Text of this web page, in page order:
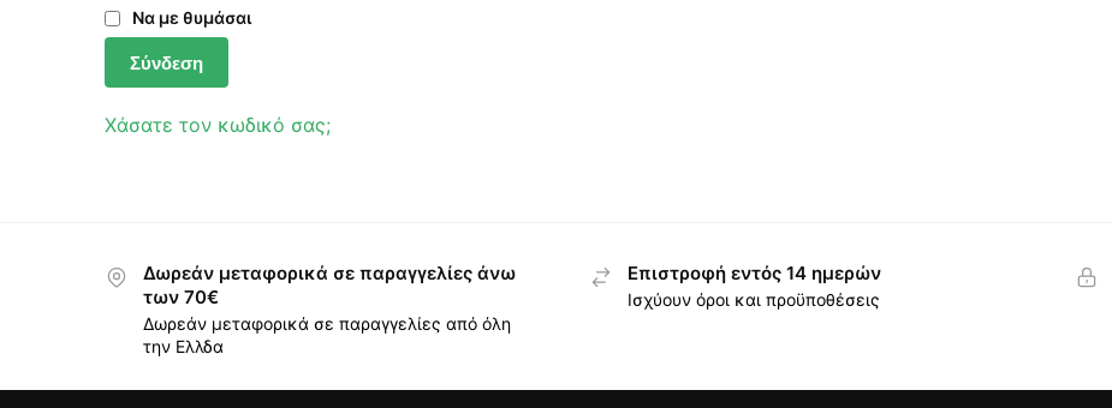
Να με θυμάσαι
Σύνδεση
Χάσατε τον κωδικό σας;
Δωρεάν μεταφορικά σε παραγγελίες άνω
των 70€
Δωρεάν μεταφορικά σε παραγγελίες από όλη
την Ελλδα
Επιστροφή εντός 14 ημερών
Ισχύουν όροι και προϋποθέσεις